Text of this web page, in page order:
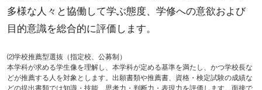
多様な人々と協働して学ぶ態度、学修への意欲および
目的意識を総合的に評価します。
⑵学校推薦型選抜（指定校、公募制）
本学科が求める学生像を理解し、本学科が定める基準を満たし、かつ学校長な
どが推薦する人を対象とします。出願書類や推薦書、資格・検定試験の成績な
どの提出書類では知識・技能、思考力・判断力・表現力を評価します。面接で